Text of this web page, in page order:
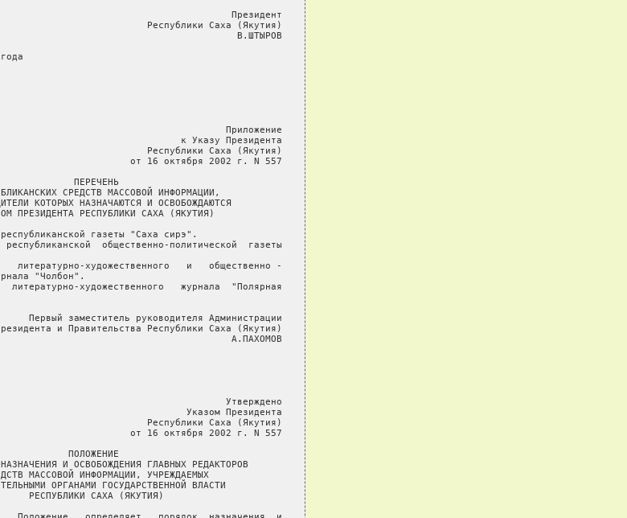
Президент
Республики Саха (Якутия)
В.ШТЫРОВ
Приложение
к Указу Президента
Республики Саха (Якутия)
от 16 октября 2002 г. N 557
ПЕРЕЧЕНЬ
СРЕДСТВ МАССОВОЙ ИНФОРМАЦИИ,
КОТОРЫХ НАЗНАЧАЮТСЯ И ОСВОБОЖДАЮТСЯ
ПРЕЗИДЕНТА РЕСПУБЛИКИ САХА (ЯКУТИЯ)
газеты "Саха сирэ".
республиканской  общественно-политической  газеты
литературно-художественного   и   общественно -
"Чолбон".
литературно-художественного   журнала  "Полярная
Первый заместитель руководителя Администрации
и Правительства Республики Саха (Якутия)
А.ПАХОМОВ
Утверждено
Указом Президента
Республики Саха (Якутия)
от 16 октября 2002 г. N 557
ПОЛОЖЕНИЕ
И ОСВОБОЖДЕНИЯ ГЛАВНЫХ РЕДАКТОРОВ
МАССОВОЙ ИНФОРМАЦИИ, УЧРЕЖДАЕМЫХ
ОРГАНАМИ ГОСУДАРСТВЕННОЙ ВЛАСТИ
РЕСПУБЛИКИ САХА (ЯКУТИЯ)